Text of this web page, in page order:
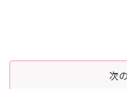
次